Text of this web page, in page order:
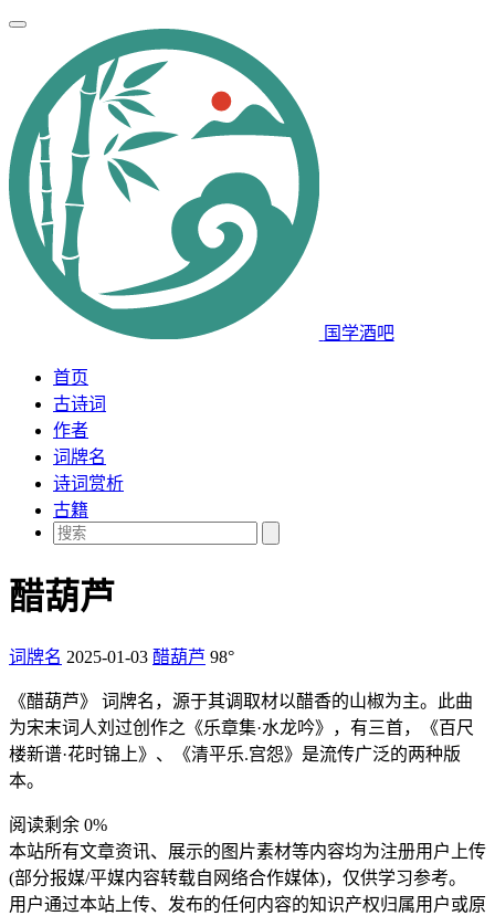
国学酒吧
首页
古诗词
作者
词牌名
诗词赏析
古籍
醋葫芦
词牌名 2025-01-03 醋葫芦 98°
《醋葫芦》 词牌名，源于其调取材以醋香的山椒为主。此曲
为宋末词人刘过创作之《乐章集·水龙吟》，有三首，《百尺
楼新谱·花时锦上》、《清平乐.宫怨》是流传广泛的两种版
本。
阅读剩余 0%
本站所有文章资讯、展示的图片素材等内容均为注册用户上传
(部分报媒/平媒内容转载自网络合作媒体)，仅供学习参考。
用户通过本站上传、发布的任何内容的知识产权归属用户或原